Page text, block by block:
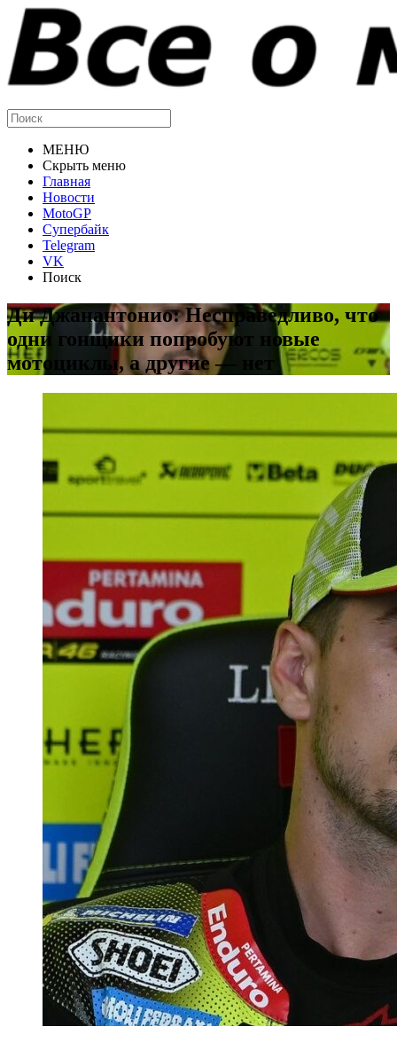
МЕНЮ
Скрыть меню
Главная
Новости
MotoGP
Супербайк
Telegram
VK
Поиск
Ди Джанантонио: Несправедливо, что
одни гонщики попробуют новые
мотоциклы, а другие — нет